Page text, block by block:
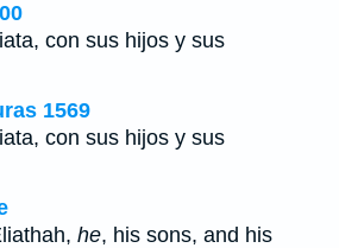
con sus hijos y sus
1569
con sus hijos y sus
he, his sons, and his